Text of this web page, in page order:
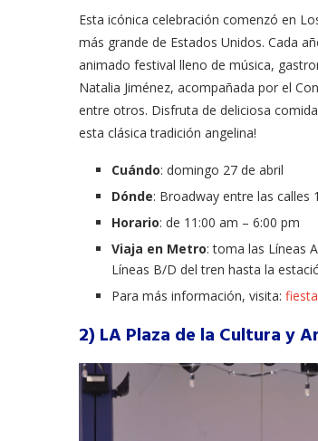
Esta icónica celebración comenzó en
más grande de Estados Unidos. Cada
animado festival lleno de música,
Natalia Jiménez, acompañada por el
entre otros. Disfruta de deliciosa
esta clásica tradición angelina!
Cuándo: domingo 27 de abril
Dónde: Broadway entre las calles
Horario: de 11:00 am – 6:00 pm
Viaja en Metro: toma las Líneas
Líneas B/D del tren hasta la
Para más información, visita:
2) LA Plaza de la Cultura y